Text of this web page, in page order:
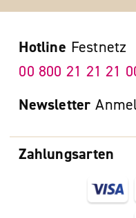
Zahlungsarten
Hotline Festnetz
00 800 21 21 21
Newsletter